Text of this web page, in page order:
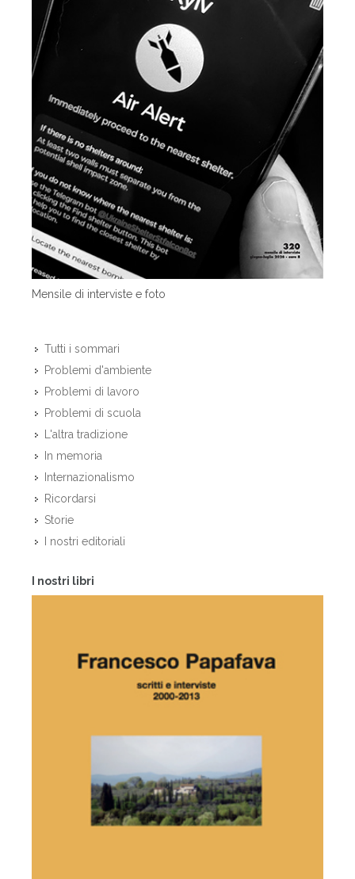
Mensile di interviste e foto
Tutti i sommari
Problemi d'ambiente
Problemi di lavoro
Problemi di scuola
L'altra tradizione
In memoria
Internazionalismo
Ricordarsi
Storie
I nostri editoriali
I nostri libri